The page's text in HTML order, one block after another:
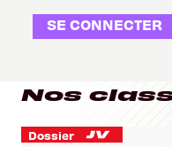
SE CONNECTER
Nos
Dossier